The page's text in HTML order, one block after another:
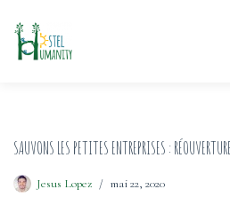
au
contenu
SAUVONS LES PETITES ENTREPRISES :
Jesus Lopez mai 22, 2020